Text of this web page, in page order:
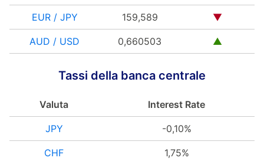
EUR / JPY 159,589 ▼
AUD / USD 0,660503 ▲
Tassi della banca centrale
Valuta Interest Rate
JPY -0,10%
CHF 1,75%